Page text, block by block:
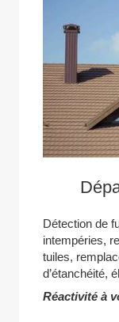
Détection de
intempéries,
tuiles,
d’étanchéité,
Réactivité à